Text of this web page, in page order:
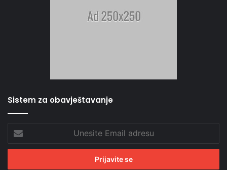
Sistem za obavještavanje
Email
adresu